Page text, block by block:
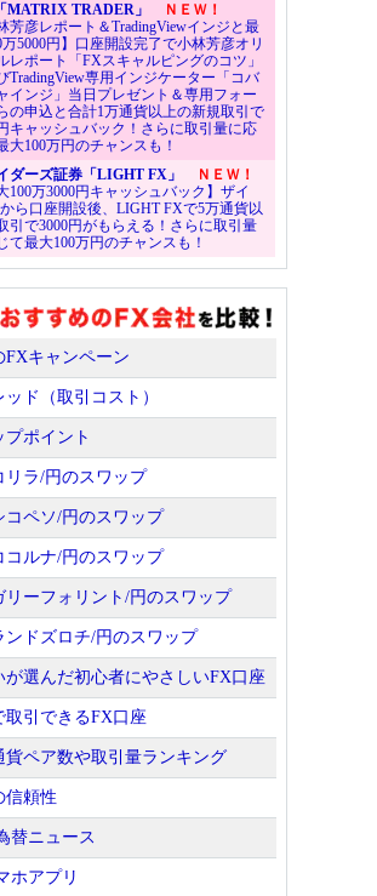
MATRIX TRADER」
ＮＥＷ！
芳彦レポート＆TradingViewインジと最
万5000円】口座開設完了で小林芳彦オリ
レポート「FXスキャルピングのコツ」
TradingView専用インジケーター「コバ
インジ」当日プレゼント＆専用フォー
の申込と合計1万通貨以上の新規取引で
キャッシュバック！さらに取引量に応
大100万円のチャンスも！
ダーズ証券「LIGHT FX」
ＮＥＷ！
100万3000円キャッシュバック】ザイ
ら口座開設後、LIGHT FXで5万通貨以
引で3000円がもらえる！さらに取引量
て最大100万円のチャンスも！
FXキャンペーン
ッド（取引コスト）
プポイント
リラ/円のスワップ
コペソ/円のスワップ
コルナ/円のスワップ
リーフォリント/円のスワップ
ンドズロチ/円のスワップ
が選んだ初心者にやさしいFX口座
取引できるFX口座
貨ペア数や取引量ランキング
信頼性
替ニュース
ホアプリ